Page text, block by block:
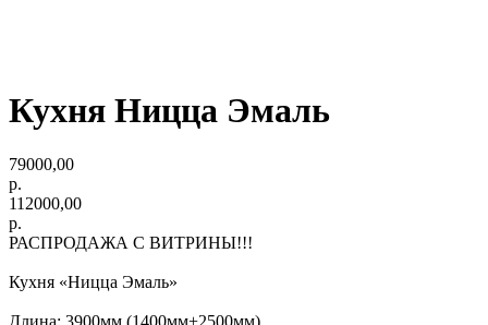
Кухня Ницца Эмаль
79000,00
р.
112000,00
р.
РАСПРОДАЖА С ВИТРИНЫ!!!
Кухня «Ницца Эмаль»
Длина: 3900мм (1400мм+2500мм)